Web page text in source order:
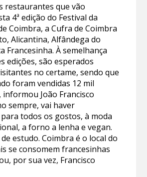
restaurantes que vão
4ª edição do Festival da
Coimbra, a Cufra de Coimbra
Alicantina, Alfândega do
Francesinha. À semelhança
edições, são esperados
no certame, sendo que
foram vendidas 12 mil
João Francisco
sempre, vai haver
todos os gostos, à moda
a forno a lenha e vegan.
de estudo. Coimbra é o local do
se consomem francesinhas
por sua vez, Francisco